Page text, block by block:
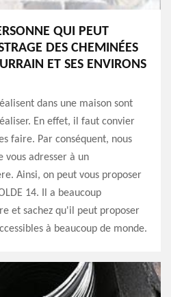
QUI PEUT
DES CHEMINÉES
ET SES ENVIRONS
dans une maison sont
En effet, il faut convier
faire. Par conséquent, nous
vous adresser à un
Ainsi, on peut vous proposer
14. Il a beaucoup
et sachez qu'il peut proposer
à beaucoup de monde.